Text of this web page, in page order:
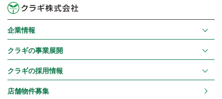
企業情報
クラギの事業展開
クラギの採用情報
店舗物件募集